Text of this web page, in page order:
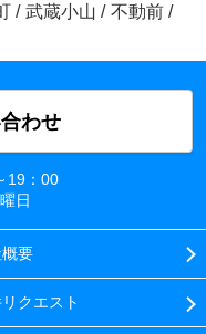
/ 武蔵小山 / 不動前 /
わせ
19：00
日
要
クエスト